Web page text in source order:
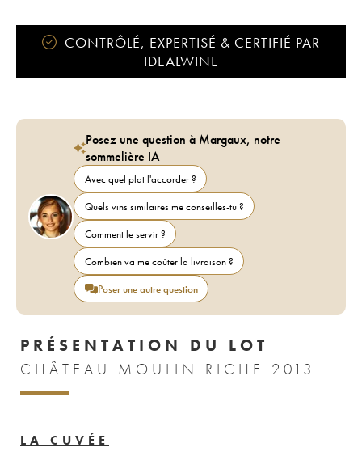
CONTRÔLÉ, EXPERTISÉ & CERTIFIÉ PAR
IDEALWINE
Posez une question à Margaux, notre
sommelière IA
Avec quel plat l'accorder ?
Quels vins similaires me conseilles-tu ?
Comment le servir ?
Combien va me coûter la livraison ?
Poser une autre question
PRÉSENTATION DU LOT
CHÂTEAU MOULIN RICHE 2013
LA CUVÉE